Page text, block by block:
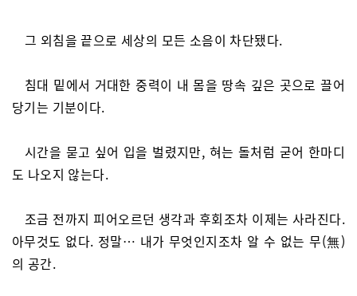
그 외침을 끝으로 세상의 모든 소음이 차단됐다.
침대 밑에서 거대한 중력이 내 몸을 땅속 깊은 곳으로 끌어
당기는 기분이다.
시간을 묻고 싶어 입을 벌렸지만, 혀는 돌처럼 굳어 한마디
도 나오지 않는다.
조금 전까지 피어오르던 생각과 후회조차 이제는 사라진다.
아무것도 없다. 정말… 내가 무엇인지조차 알 수 없는 무(無)
의 공간.